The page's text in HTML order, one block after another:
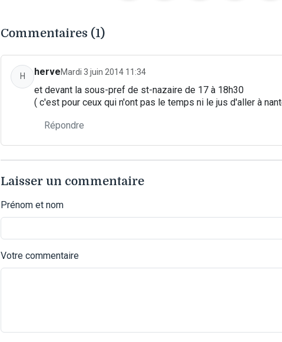
Commentaires (1)
H herveMardi 3 juin 2014 11:34
et devant la sous-pref de st-nazaire de 17 à 18h30
( c'est pour ceux qui n'ont pas le temps ni le jus d'aller à
Répondre
Laisser un commentaire
Prénom et nom
Votre commentaire